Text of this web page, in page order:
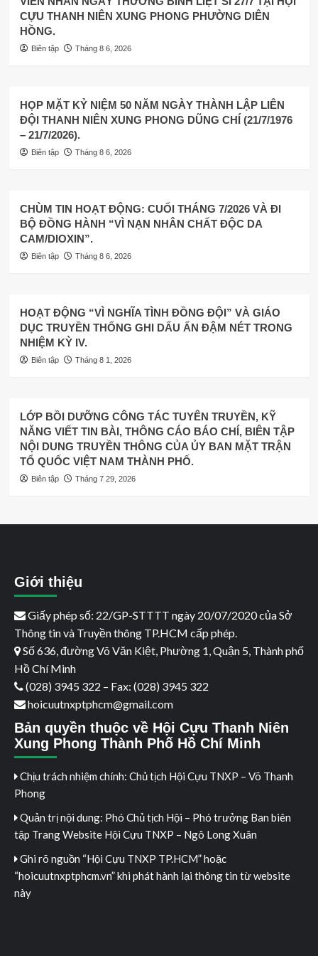
CỰU THANH NIÊN XUNG PHONG PHƯỜNG DIÊN
HỒNG.
Biên tập Tháng 8 6, 2026
HỌP MẶT KỶ NIỆM 50 NĂM NGÀY THÀNH LẬP LIÊN
ĐỘI THANH NIÊN XUNG PHONG DŨNG CHÍ (21/7/1976
– 21/7/2026).
Biên tập Tháng 8 6, 2026
CHÙM TIN HOẠT ĐỘNG: CUỐI THÁNG 7/2026 VÀ ĐI
BỘ ĐỒNG HÀNH “VÌ NẠN NHÂN CHẤT ĐỘC DA
CAM/DIOXIN”.
Biên tập Tháng 8 6, 2026
HOẠT ĐỘNG “VÌ NGHĨA TÌNH ĐỒNG ĐỘI” VÀ GIÁO
DỤC TRUYỀN THỐNG GHI DẤU ẤN ĐẬM NÉT TRONG
NHIỆM KỲ IV.
Biên tập Tháng 8 1, 2026
LỚP BỒI DƯỠNG CÔNG TÁC TUYÊN TRUYỀN, KỸ
NĂNG VIẾT TIN BÀI, THÔNG CÁO BÁO CHÍ, BIÊN TẬP
NỘI DUNG TRUYỀN THÔNG CỦA ỦY BAN MẶT TRẬN
TỔ QUỐC VIỆT NAM THÀNH PHỐ.
Biên tập Tháng 7 29, 2026
Giới thiệu
Giấy phép số: 22/GP-STTTT ngày 20/07/2020 của Sở
Thông tin và Truyền thông TP.HCM cấp phép.
Số 636, đường Võ Văn Kiệt, Phường 1, Quận 5, Thành phố
Hồ Chí Minh
(028) 3945 322 – Fax: (028) 3945 322
hoicuutnxptphcm@gmail.com
Bản quyền thuộc về Hội Cựu Thanh Niên
Xung Phong Thành Phố Hồ Chí Minh
Chịu trách nhiệm chính: Chủ tịch Hội Cựu TNXP – Võ Thanh
Phong
Quản trị nội dung: Phó Chủ tịch Hội – Phó trưởng Ban biên
tập Trang Website Hội Cựu TNXP – Ngô Long Xuân
Ghi rõ nguồn “Hội Cựu TNXP TP.HCM” hoặc
“hoicuutnxptphcm.vn” khi phát hành lại thông tin từ website
này